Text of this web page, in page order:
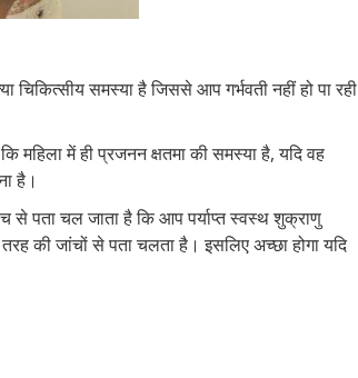
समस्या है जिससे आप गर्भवती नहीं हो पा रही
में ही प्रजनन क्षतमा की समस्या है, यदि वह
है।
पता चल जाता है कि आप पर्याप्त स्वस्थ शुक्राणु
की जांचों से पता चलता है। इसलिए अच्छा होगा यदि